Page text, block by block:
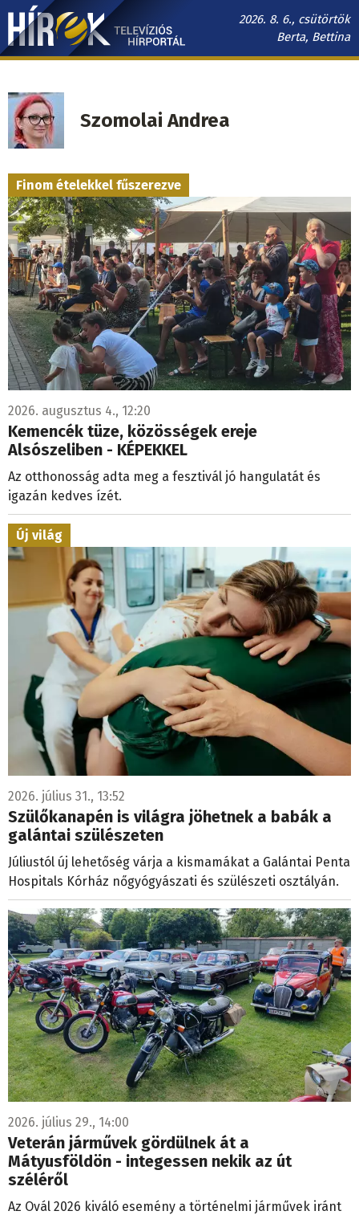
Ugrás
tartalomra
2026. 8. 6., csütörtök
Berta, Bettina
Hírek.sk
navigáció
Szomolai Andrea
Finom ételekkel fűszerezve
2026. augusztus 4., 12:20
Kemencék tüze, közösségek ereje
Alsószeliben - KÉPEKKEL
Az otthonosság adta meg a fesztivál jó hangulatát és
igazán kedves ízét.
Új világ
2026. július 31., 13:52
Szülőkanapén is világra jöhetnek a babák a
galántai szülészeten
Júliustól új lehetőség várja a kismamákat a Galántai Penta
Hospitals Kórház nőgyógyászati és szülészeti osztályán.
2026. július 29., 14:00
Veterán járművek gördülnek át a
Mátyusföldön - integessen nekik az út
széléről
Az Ovál 2026 kiváló esemény a történelmi járművek iránt